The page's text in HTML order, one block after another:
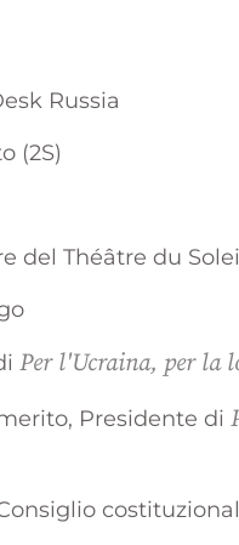
Russia
(2S)
del Théâtre du
Per l'Ucraina, per la
Presidente di